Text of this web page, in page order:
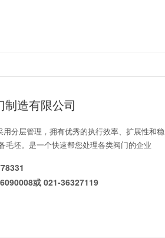
造有限公司
用分层管理，拥有优秀的执行效率、扩展性和稳
毛坯。是一个快速帮您处理各类阀门的企业
或 021-36327119